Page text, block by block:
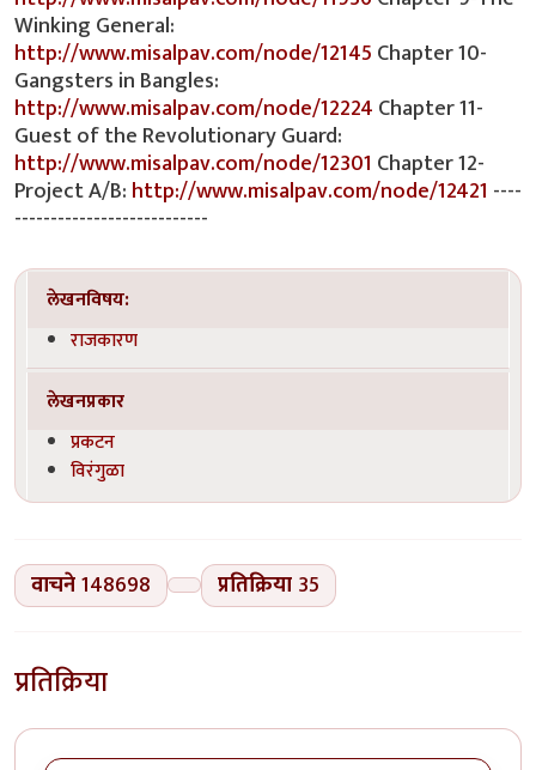
Winking General:
http://www.misalpav.com/node/12145Chapter 10-
Gangsters in Bangles:
http://www.misalpav.com/node/12224Chapter 11-
Guest of the Revolutionary Guard:
http://www.misalpav.com/node/12301 Chapter 12-
Project A/B:http://www.misalpav.com/node/12421 ----
---------------------------
लेखनविषय:
राजकारण
लेखनप्रकार
प्रकटन
विरंगुळा
वाचने148698 प्रतिक्रिया 35
प्रतिक्रिया